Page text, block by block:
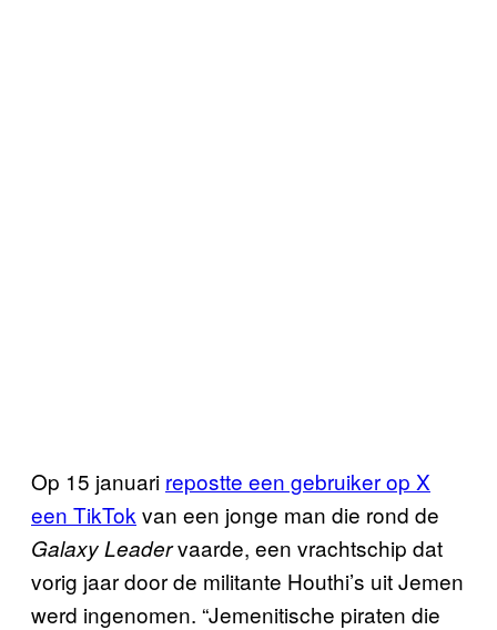
Op 15 januari repostte een gebruiker op X
een TikTok van een jonge man die rond de
Galaxy Leadervaarde, een vrachtschip dat
vorig jaar door de militante Houthi’s uit Jemen
werd ingenomen. “Jemenitische piraten die